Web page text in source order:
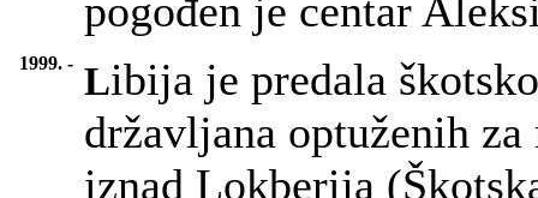
pogođen je centar
1999. - Libija je predala
državljana optuženih
iznad Lokberija